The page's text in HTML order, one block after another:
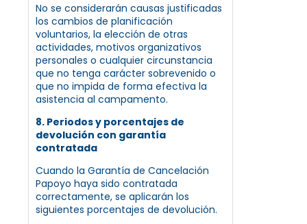
No se considerarán causas justificadas
los cambios de planificación
voluntarios, la elección de otras
actividades, motivos organizativos
personales o cualquier circunstancia
que no tenga carácter sobrevenido o
que no impida de forma efectiva la
asistencia al campamento.
8. Periodos y porcentajes de
devolución con garantía
contratada
Cuando la Garantía de Cancelación
Papoyo haya sido contratada
correctamente, se aplicarán los
siguientes porcentajes de devolución.